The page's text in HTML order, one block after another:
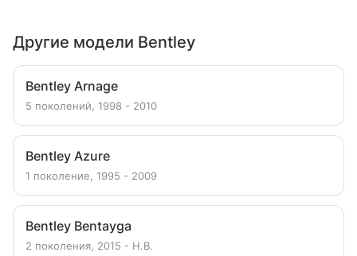
Другие модели Bentley
Bentley Arnage
5 поколений, 1998 - 2010
Bentley Azure
1 поколение, 1995 - 2009
Bentley Bentayga
2 поколения, 2015 - Н.В.